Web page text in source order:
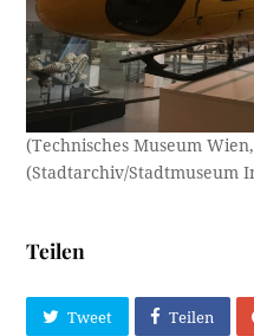
(Technisches Museum
(Stadtarchiv/Stadtmuseum
Teilen
Tweet Teilen